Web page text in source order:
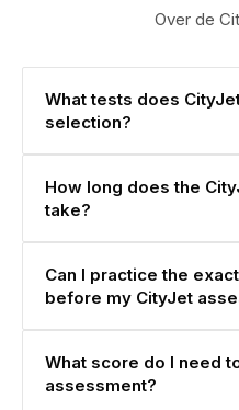
Over de
What tests does
selection?
How long does the
take?
Can I practice the
before my CityJet
What score do I need
assessment?